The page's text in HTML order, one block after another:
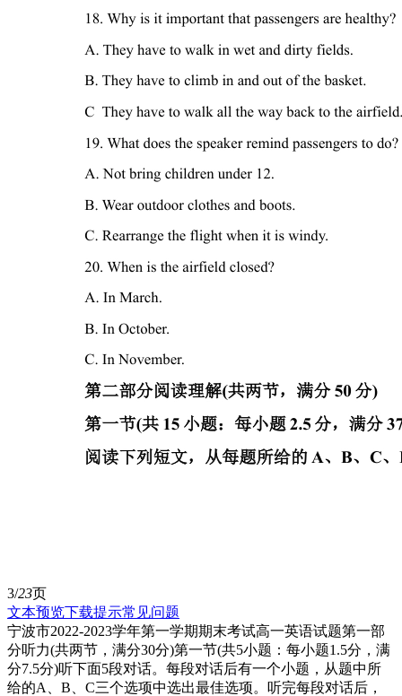
3/23页
文本预览下载提示常见问题
宁波市2022-2023学年第一学期期末考试高一英语试题第一部
分听力(共两节，满分30分)第一节(共5小题：每小题1.5分，满
分7.5分)听下面5段对话。每段对话后有一个小题，从题中所
给的A、B、C三个选项中选出最佳选项。听完每段对话后，